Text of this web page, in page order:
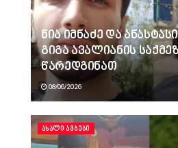
ნია იმნაძე და
გიგა ავალიანის
წარედგინათ
08/06/2026
ᲐᲮᲐᲚᲘ ᲐᲛᲑᲔᲑᲘ